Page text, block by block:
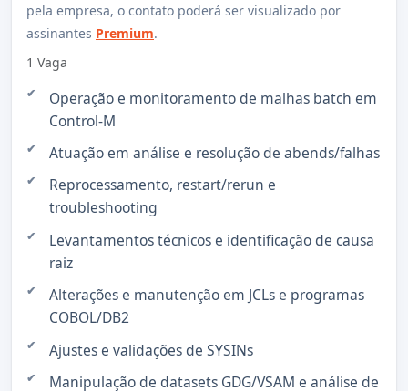
pela empresa, o contato poderá ser visualizado por
assinantes Premium.
1 Vaga
Operação e monitoramento de malhas batch em
Control-M
Atuação em análise e resolução de abends/falhas
Reprocessamento, restart/rerun e
troubleshooting
Levantamentos técnicos e identificação de causa
raiz
Alterações e manutenção em JCLs e programas
COBOL/DB2
Ajustes e validações de SYSINs
Manipulação de datasets GDG/VSAM e análise de